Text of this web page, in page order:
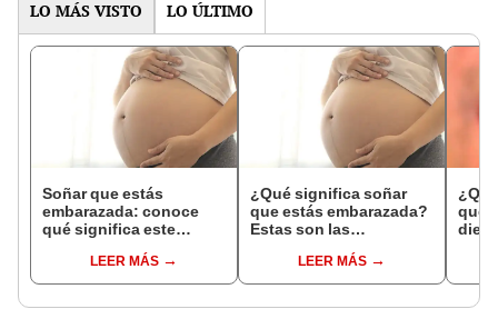
LO MÁS VISTO LO ÚLTIMO
Soñar que estás
embarazada: conoce
qué significa este
LEER MÁS
¿Qué significa soñar
que estás embarazada?
Estas son las
comunesLEER MÁS
que